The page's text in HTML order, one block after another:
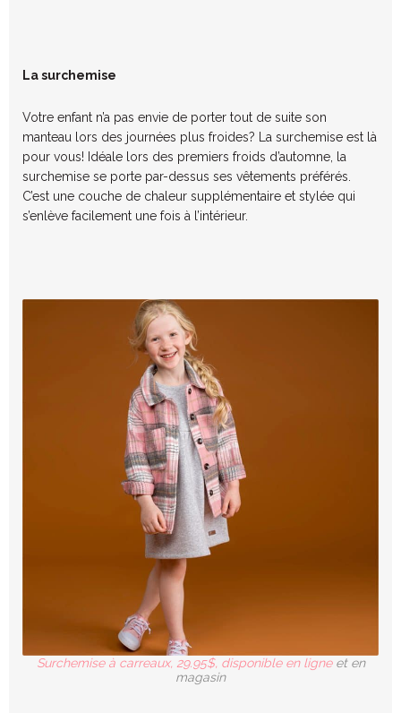
La surchemise
Votre enfant n’a pas envie de porter tout de suite son
manteau lors des journées plus froides? La surchemise est là
pour vous! Idéale lors des premiers froids d’automne, la
surchemise se porte par-dessus ses vêtements préférés.
C’est une couche de chaleur supplémentaire et stylée qui
s’enlève facilement une fois à l’intérieur.
Surchemise à carreaux, 29.95$, disponible en ligneet en
magasin